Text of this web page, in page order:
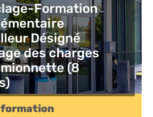
Formation
Désigné
des charges
(8